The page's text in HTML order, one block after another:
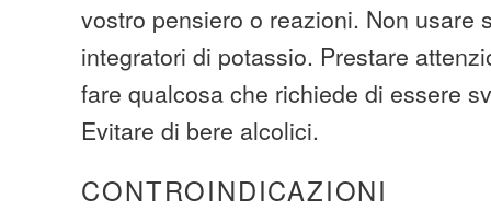
vostro pensiero o reazioni. Non usare
integratori di potassio. Prestare
fare qualcosa che richiede di essere
Evitare di bere alcolici.
CONTROINDICAZIONI